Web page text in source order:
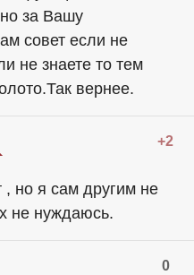
за Вашу
совет если не
не знаете то тем
вернее.
+2
, но я сам другим не
не нуждаюсь.
0